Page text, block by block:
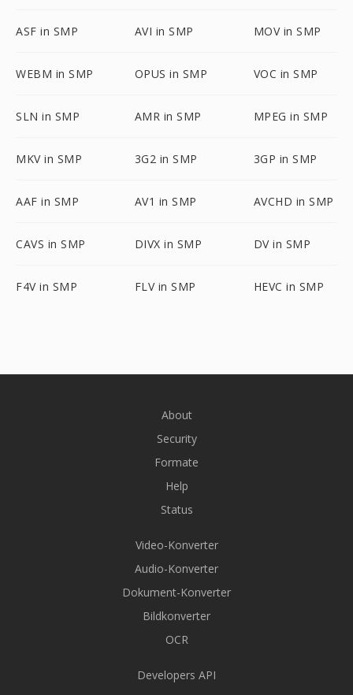
ASF in SMP AVI in SMP MOV in SMP
WEBM in SMP OPUS in SMP VOC in SMP
SLN in SMP AMR in SMP MPEG in SMP
MKV in SMP 3G2 in SMP 3GP in SMP
AAF in SMP AV1 in SMP AVCHD in SMP
CAVS in SMP DIVX in SMP DV in SMP
F4V in SMP FLV in SMP HEVC in SMP
About
Security
Formate
Help
Status
Video-Konverter
Audio-Konverter
Dokument-Konverter
Bildkonverter
OCR
Developers API